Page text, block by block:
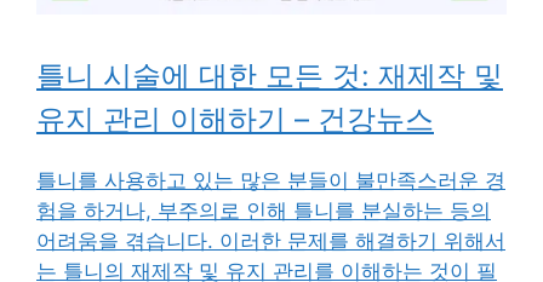
틀니 시술에 대한 모든 것: 재제작 및
유지 관리 이해하기 – 건강뉴스
틀니를 사용하고 있는 많은 분들이 불만족스러운 경
험을 하거나, 부주의로 인해 틀니를 분실하는 등의
어려움을 겪습니다. 이러한 문제를 해결하기 위해서
는 틀니의 재제작 및 유지 관리를 이해하는 것이 필